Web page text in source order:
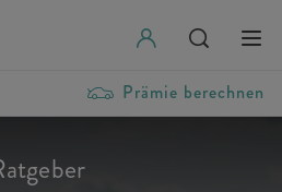
Prämie berechnen